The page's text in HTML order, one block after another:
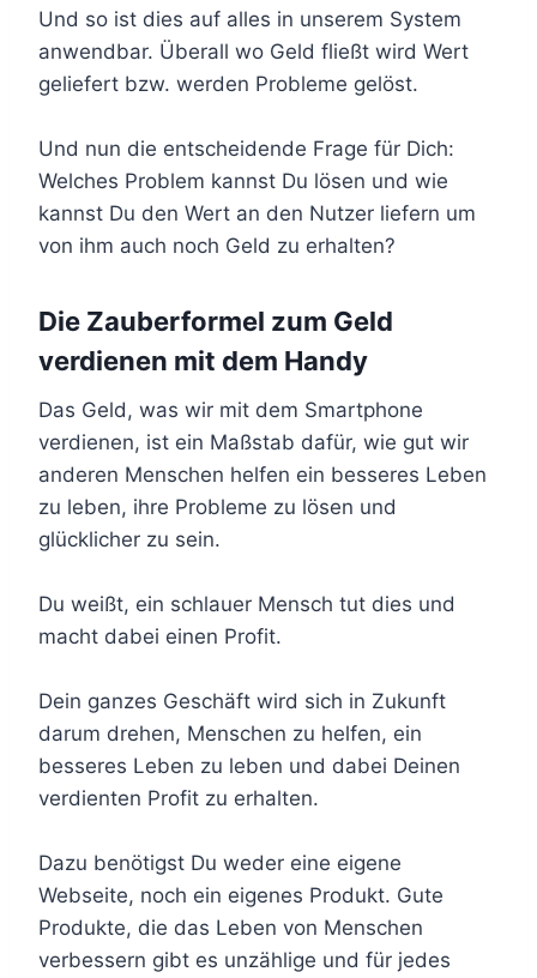
Und so ist dies auf alles in unserem System
anwendbar. Überall wo Geld fließt wird Wert
geliefert bzw. werden Probleme gelöst.
Und nun die entscheidende Frage für Dich:
Welches Problem kannst Du lösen und wie
kannst Du den Wert an den Nutzer liefern um
von ihm auch noch Geld zu erhalten?
Die Zauberformel zum Geld
verdienen mit dem Handy
Das Geld, was wir mit dem Smartphone
verdienen, ist ein Maßstab dafür, wie gut wir
anderen Menschen helfen ein besseres Leben
zu leben, ihre Probleme zu lösen und
glücklicher zu sein.
Du weißt, ein schlauer Mensch tut dies und
macht dabei einen Profit.
Dein ganzes Geschäft wird sich in Zukunft
darum drehen, Menschen zu helfen, ein
besseres Leben zu leben und dabei Deinen
verdienten Profit zu erhalten.
Dazu benötigst Du weder eine eigene
Webseite, noch ein eigenes Produkt. Gute
Produkte, die das Leben von Menschen
verbessern gibt es unzählige und für jedes